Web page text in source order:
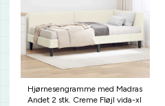
Hjørnesengramme med Madras
Andet 2 stk. Creme Fløjl vida-xl